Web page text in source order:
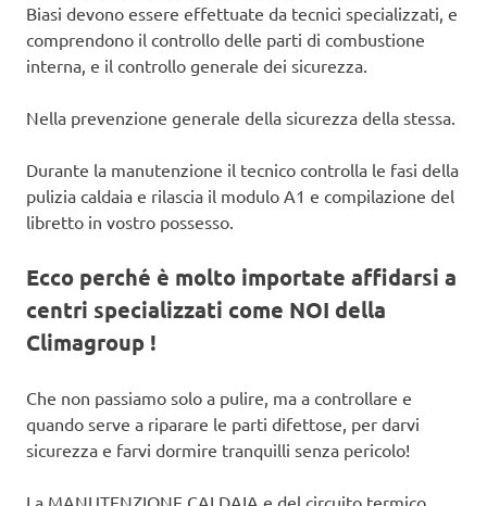
Biasi devono essere effettuate da tecnici specializzati, e
comprendono il controllo delle parti di combustione
interna, e il controllo generale dei sicurezza.
Nella prevenzione generale della sicurezza della stessa.
Durante la manutenzione il tecnico controlla le fasi della
pulizia caldaia e rilascia il modulo A1 e compilazione del
libretto in vostro possesso.
Ecco perché è molto importate affidarsi a
centri specializzati come NOI della
Climagroup !
Che non passiamo solo a pulire, ma a controllare e
quando serve a riparare le parti difettose, per darvi
sicurezza e farvi dormire tranquilli senza pericolo!
La MANUTENZIONE CALDAIA e del circuito termico